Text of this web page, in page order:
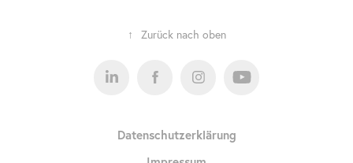
↑ Zurück nach oben
Datenschutzerklärung